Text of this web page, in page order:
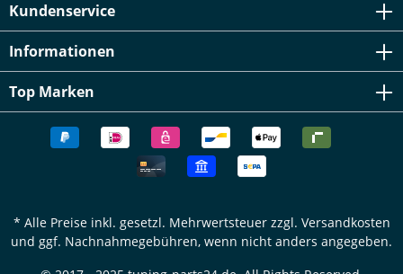
Kundenservice
Informationen
Top Marken
* Alle Preise inkl. gesetzl. Mehrwertsteuer zzgl. Versandkosten
und ggf. Nachnahmegebühren, wenn nicht anders angegeben.